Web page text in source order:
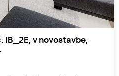
IB_2E, v novostavbe,